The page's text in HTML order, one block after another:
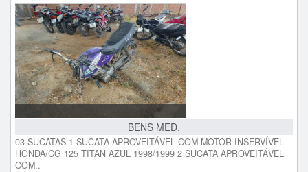
BENS MED.
03 SUCATAS 1 SUCATA APROVEITÁVEL COM MOTOR INSERVÍVEL
HONDA/CG 125 TITAN AZUL 1998/1999 2 SUCATA APROVEITÁVEL
COM..